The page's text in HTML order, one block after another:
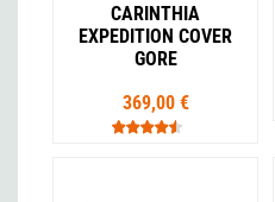
CARINTHIA
EXPEDITION COVER
GORE
369,00 €